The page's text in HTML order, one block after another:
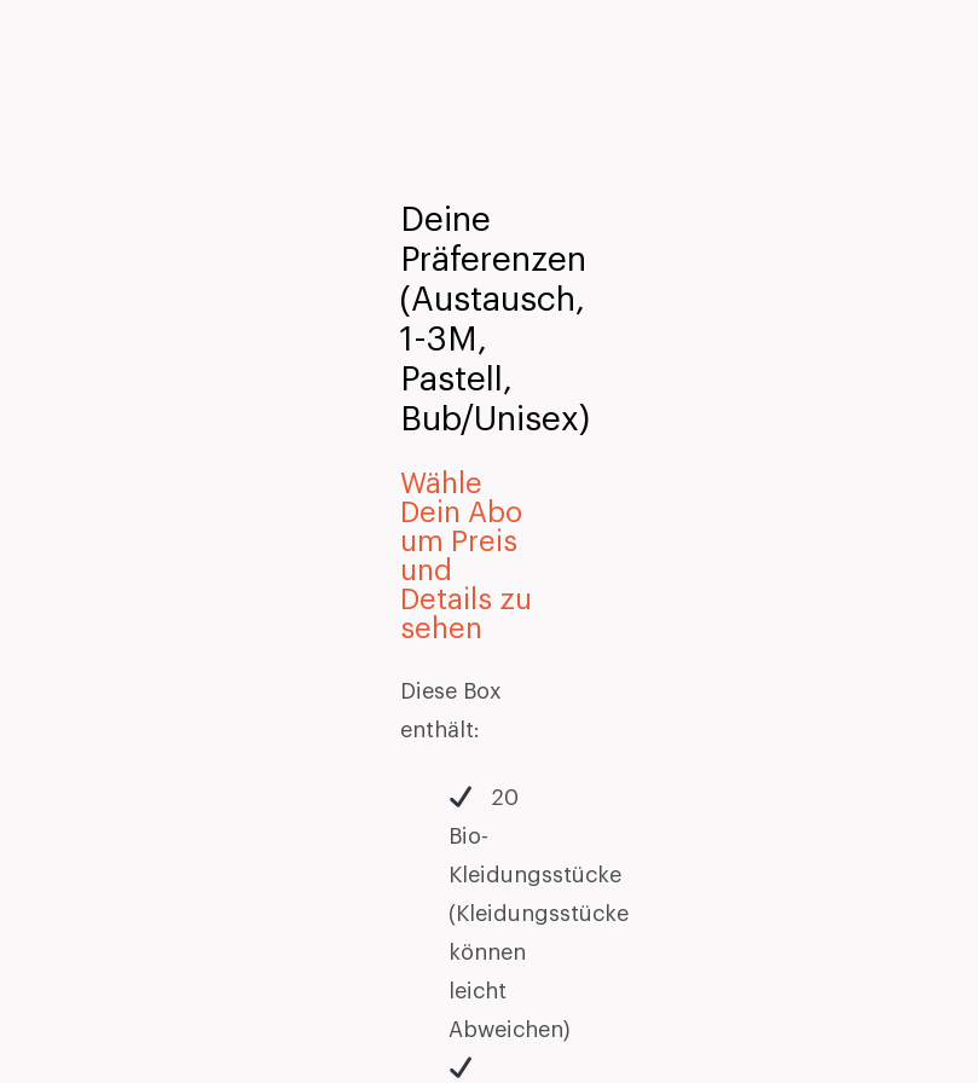
Deine
Präferenzen
(Austausch,
1-3M,
Pastell,
Bub/Unisex)
Wähle
Dein Abo
um Preis
und
Details zu
sehen
Diese Box
enthält:
20
Bio-
Kleidungsstücke
(Kleidungsstücke
können
leicht
Abweichen)